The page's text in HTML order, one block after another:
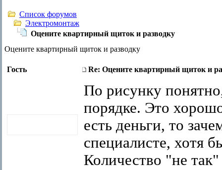
Список форумов
Электромонтаж
Оцените квартирный щиток и разводку
Оцените квартирный щиток и разводку
Гость Re: Оцените квартирный щиток и
По рисунку
порядке. Это
есть деньги, то
специалисте, хотя
Количество "не